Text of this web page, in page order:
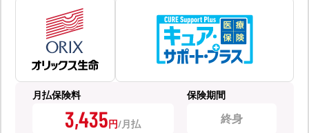
月払保険料
3,435円
保険期間
終身